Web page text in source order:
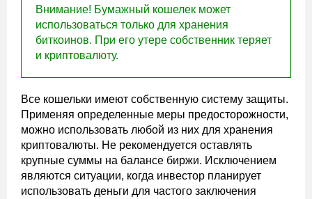
Внимание! Бумажный кошелек может
использоваться только для хранения
биткоинов. При его утере собственник теряет
и криптовалюту.
Все кошельки имеют собственную систему защиты.
Применяя определенные меры предосторожности,
можно использовать любой из них для хранения
криптовалюты. Не рекомендуется оставлять
крупные суммы на балансе биржи. Исключением
являются ситуации, когда инвестор планирует
использовать деньги для частого заключения